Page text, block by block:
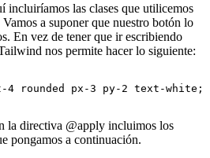
incluiríamos las clases que utilicemos
a suponer que nuestro botón lo
En vez de tener que ir escribiendo
nos permite hacer lo siguiente:
4 rounded px-3 py-2 text-white;
la directiva @apply incluimos los
pongamos a continuación.